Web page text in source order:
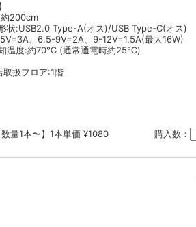
200cm
状:USB2.0 Type-A(オス)/USB Type-C(オス)
、6.5-9V=2A、9-12V=1.5A(最大16W)
温度:約70℃ (通常通電時約25℃)
取扱フロア:1階
数量1本〜】1本単価 ¥1080 購入数：